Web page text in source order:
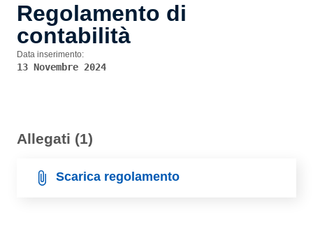
Regolamento di
contabilità
Data inserimento:
13 Novembre 2024
Allegati (1)
Scarica regolamento